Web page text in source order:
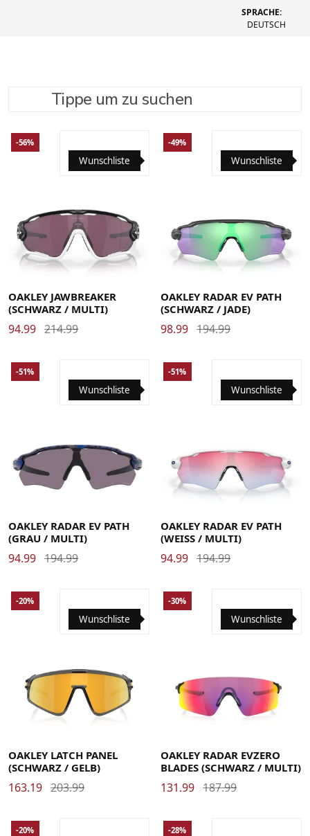
SPRACHE:
DEUTSCH
Tippe um zu suchen
SUCHE VERFEINERN EMPFOHLEN
Wunschliste
-56%
OAKLEY JAWBREAKER
(SCHWARZ / MULTI)
94.99 214.99
Wunschliste
-49%
OAKLEY RADAR EV PATH
(SCHWARZ / JADE)
98.99 194.99
Wunschliste
-51%
OAKLEY RADAR EV PATH
(GRAU / MULTI)
94.99 194.99
Wunschliste
-51%
OAKLEY RADAR EV PATH
(WEISS / MULTI)
94.99 194.99
Wunschliste
-20%
OAKLEY LATCH PANEL
(SCHWARZ / GELB)
163.19 203.99
Wunschliste
-30%
OAKLEY RADAR EVZERO
BLADES (SCHWARZ / MULTI)
131.99 187.99
-20% -28%